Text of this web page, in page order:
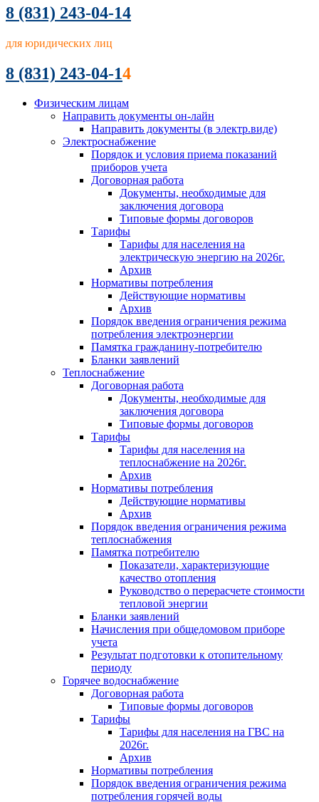
8 (831) 243-04-14
для юридических лиц
8 (831) 243-04-14
Физическим лицам
Направить документы он-лайн
Направить документы (в электр.виде)
Электроснабжение
Порядок и условия приема показаний
приборов учета
Договорная работа
Документы, необходимые для
заключения договора
Типовые формы договоров
Тарифы
Тарифы для населения на
электрическую энергию на 2026г.
Архив
Нормативы потребления
Действующие нормативы
Архив
Порядок введения ограничения режима
потребления электроэнергии
Памятка гражданину-потребителю
Бланки заявлений
Теплоснабжение
Договорная работа
Документы, необходимые для
заключения договора
Типовые формы договоров
Тарифы
Тарифы для населения на
теплоснабжение на 2026г.
Архив
Нормативы потребления
Действующие нормативы
Архив
Порядок введения ограничения режима
теплоснабжения
Памятка потребителю
Показатели, характеризующие
качество отопления
Руководство о перерасчете стоимости
тепловой энергии
Бланки заявлений
Начисления при общедомовом приборе
учета
Результат подготовки к отопительному
периоду
Горячее водоснабжение
Договорная работа
Типовые формы договоров
Тарифы
Тарифы для населения на ГВС на
2026г.
Архив
Нормативы потребления
Порядок введения ограничения режима
потребления горячей воды